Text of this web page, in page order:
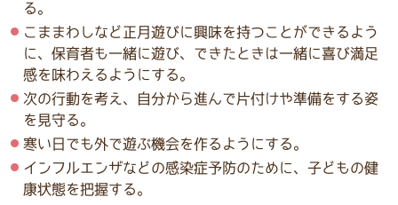
る。
こままわしなど正月遊びに興味を持つことができるよう
に、保育者も一緒に遊び、できたときは一緒に喜び満足
感を味わえるようにする。
次の行動を考え、自分から進んで片付けや準備をする姿
を見守る。
寒い日でも外で遊ぶ機会を作るようにする。
インフルエンザなどの感染症予防のために、子どもの健
康状態を把握する。